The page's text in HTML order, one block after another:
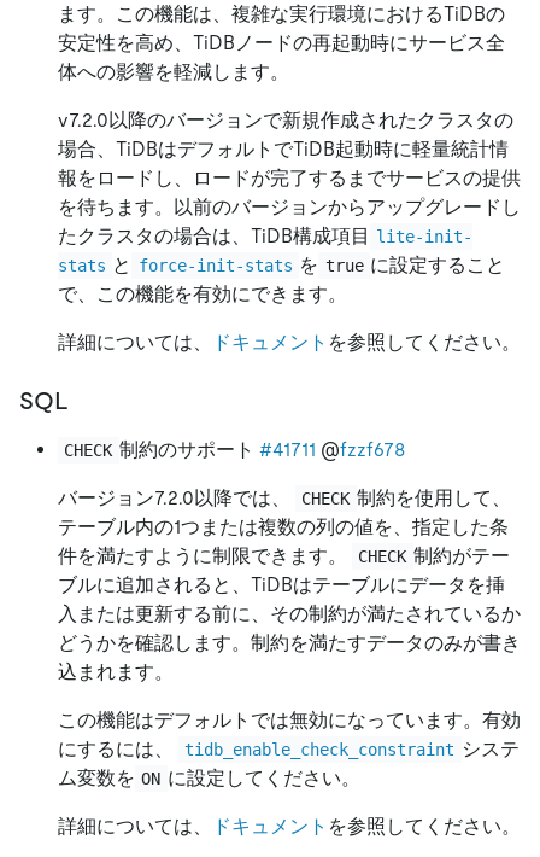
ます。この機能は、複雑な実行環境におけるTiDBの
安定性を高め、TiDBノードの再起動時にサービス全
体への影響を軽減します。
v7.2.0以降のバージョンで新規作成されたクラスタの
場合、TiDBはデフォルトでTiDB起動時に軽量統計情
報をロードし、ロードが完了するまでサービスの提供
を待ちます。以前のバージョンからアップグレードし
たクラスタの場合は、TiDB構成項目 lite-init-
stats と force-init-stats を true に設定すること
で、この機能を有効にできます。
詳細については、 ドキュメント を参照してください。
SQL
CHECK 制約のサポート #41711 @fzzf678
バージョン7.2.0以降では、 CHECK 制約を使用して、
テーブル内の1つまたは複数の列の値を、指定した条
件を満たすように制限できます。
CHECK 制約がテー
ブルに追加されると、TiDBはテーブルにデータを挿
入または更新する前に、その制約が満たされているか
どうかを確認します。制約を満たすデータのみが書き
込まれます。
この機能はデフォルトでは無効になっています。有効
にするには、
tidb_enable_check_constraint システ
ム変数を ON に設定してください。
詳細については、 ドキュメント を参照してください。